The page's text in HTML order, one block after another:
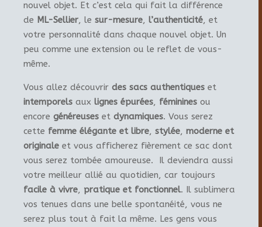
nouvel objet. Et c’est cela qui fait la différence
de ML-Sellier, le sur-mesure, l’authenticité, et
votre personnalité dans chaque nouvel objet. Un
peu comme une extension ou le reflet de vous-
même.
Vous allez découvrir des sacs authentiques et
intemporels aux lignes épurées, féminines ou
encore généreuses et dynamiques. Vous serez
cette femme élégante et libre, stylée, moderne et
originale et vous afficherez fièrement ce sac dont
vous serez tombée amoureuse. Il deviendra aussi
votre meilleur allié au quotidien, car toujours
facile à vivre, pratique et fonctionnel. Il sublimera
vos tenues dans une belle spontanéité, vous ne
serez plus tout à fait la même. Les gens vous